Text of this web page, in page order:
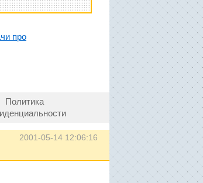
про
Политика
2001-05-14 12:06:16